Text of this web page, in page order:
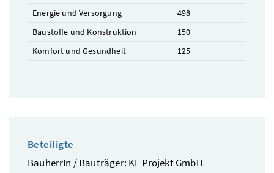
Energie und Versorgung
498
Baustoffe und Konstruktion
150
Komfort und Gesundheit
125
Beteiligte
BauherrIn / Bauträger: KL Projekt GmbH